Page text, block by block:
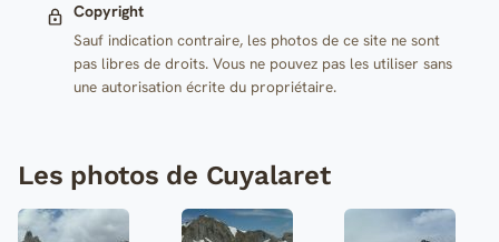
Copyright
Sauf indication contraire, les photos de ce site ne sont
pas libres de droits. Vous ne pouvez pas les utiliser sans
une autorisation écrite du propriétaire.
Les photos de Cuyalaret